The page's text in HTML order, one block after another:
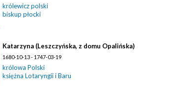
królewicz polski
biskup płocki
Katarzyna (Leszczyńska, z domu Opalińska)
1680-10-13 - 1747-03-19
królowa Polski
księżna Lotaryngii i Baru